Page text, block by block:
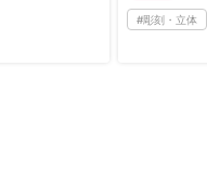
#彫刻・立体